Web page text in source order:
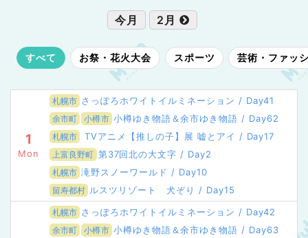
今月 2月
すべて お祭・花火大会 スポーツ 芸術・ファッ
1
Mon
札幌市 さっぽろホワイトイルミネーション / Day41
余市町 小樽市 小樽ゆき物語＆余市ゆき物語 / Day62
札幌市 TVアニメ【推しの子】展 嘘とアイ / Day17
上富良野町 第37回北の大文字 / Day2
札幌市 滝野スノーワールド / Day10
留寿都村 ルスツリゾート 犬ぞり / Day15
札幌市 さっぽろホワイトイルミネーション / Day42
余市町 小樽市 小樽ゆき物語＆余市ゆき物語 / Day63